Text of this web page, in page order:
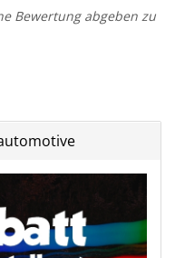
Bewertung abgeben zu